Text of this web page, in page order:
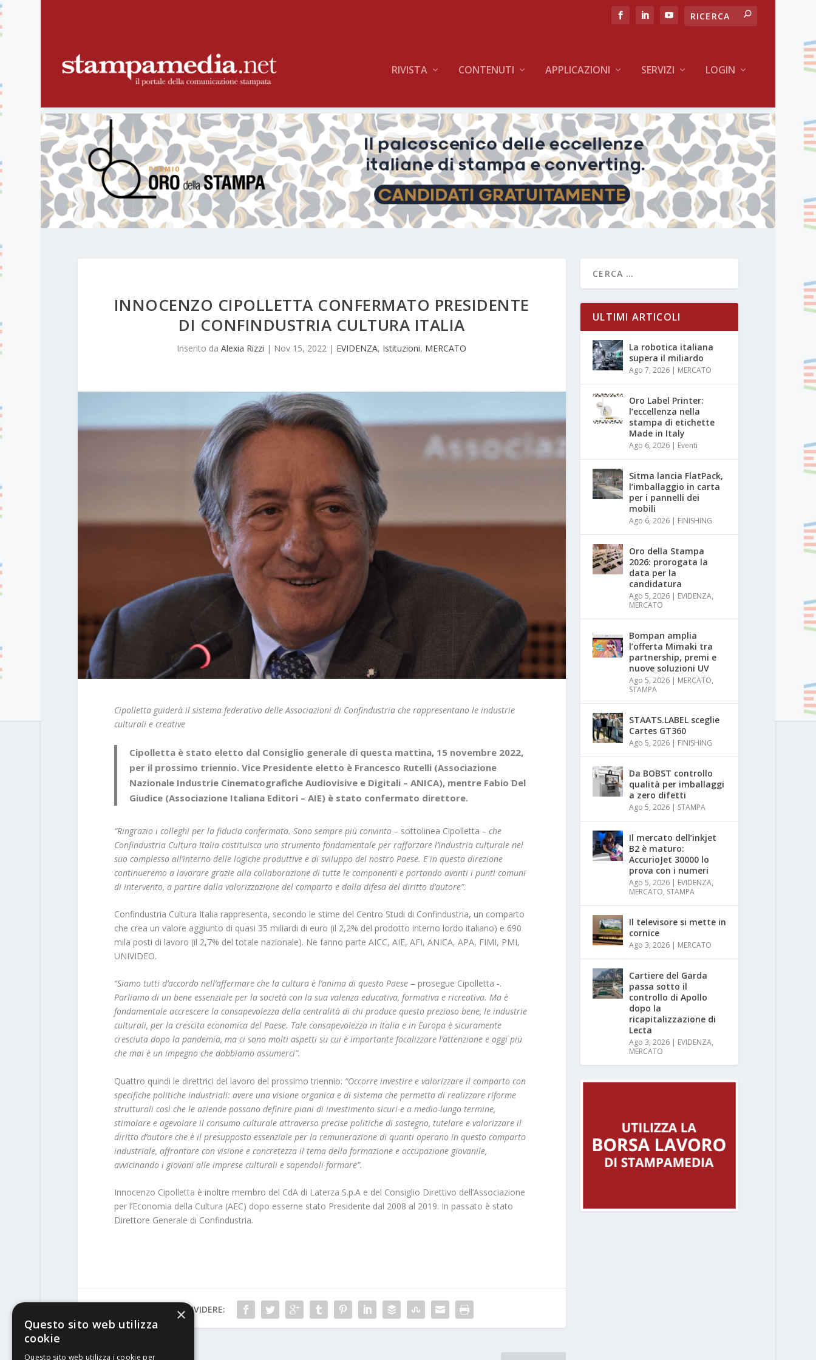
RIVISTA CONTENUTI APPLICAZIONI SERVIZI LOGIN
INNOCENZO CIPOLLETTA CONFERMATO PRESIDENTE
DI CONFINDUSTRIA CULTURA ITALIA
Inserito daAlexia Rizzi | Nov 15, 2022 | EVIDENZA, Istituzioni, MERCATO
Cipolletta guiderà il sistema federativo delle Associazioni di Confindustria che rappresentano le industrie
culturali e creative
Cipolletta è stato eletto dal Consiglio generale di questa mattina, 15 novembre 2022,
per il prossimo triennio. Vice Presidente eletto è Francesco Rutelli (Associazione
Nazionale Industrie Cinematografiche Audiovisive e Digitali – ANICA), mentre Fabio Del
Giudice (Associazione Italiana Editori – AIE) è stato confermato direttore.
“Ringrazio i colleghi per la fiducia confermata. Sono sempre più convinto – sottolinea Cipolletta – che
Confindustria Cultura Italia costituisca uno strumento fondamentale per rafforzare l’industria culturale nel
suo complesso all’interno delle logiche produttive e di sviluppo del nostro Paese. E in questa direzione
continueremo a lavorare grazie alla collaborazione di tutte le componenti e portando avanti i punti comuni
di intervento, a partire dalla valorizzazione del comparto e dalla difesa del diritto d’autore”.
Confindustria Cultura Italia rappresenta, secondo le stime del Centro Studi di Confindustria, un comparto
che crea un valore aggiunto di quasi 35 miliardi di euro (il 2,2% del prodotto interno lordo italiano) e 690
mila posti di lavoro (il 2,7% del totale nazionale). Ne fanno parte AICC, AIE, AFI, ANICA, APA, FIMI, PMI,
UNIVIDEO.
“Siamo tutti d’accordo nell’affermare che la cultura è l’anima di questo Paese– prosegue Cipolletta -.
Parliamo di un bene essenziale per la società con la sua valenza educativa, formativa e ricreativa. Ma è
fondamentale accrescere la consapevolezza della centralità di chi produce questo prezioso bene, le industrie
culturali, per la crescita economica del Paese. Tale consapevolezza in Italia e in Europa è sicuramente
cresciuta dopo la pandemia, ma ci sono molti aspetti su cui è importante focalizzare l’attenzione e oggi più
che mai è un impegno che dobbiamo assumerci”.
Quattro quindi le direttrici del lavoro del prossimo triennio: “Occorre investire e valorizzare il comparto con
specifiche politiche industriali: avere una visione organica e di sistema che permetta di realizzare riforme
strutturali così che le aziende possano definire piani di investimento sicuri e a medio-lungo termine,
stimolare e agevolare il consumo culturale attraverso precise politiche di sostegno, tutelare e valorizzare il
diritto d’autore che è il presupposto essenziale per la remunerazione di quanti operano in questo comparto
industriale, affrontare con visione e concretezza il tema della formazione e occupazione giovanile,
avvicinando i giovani alle imprese culturali e sapendoli formare”.
Innocenzo Cipolletta è inoltre membro del CdA di Laterza S.p.A e del Consiglio Direttivo dell’Associazione
per l’Economia della Cultura (AEC) dopo esserne stato Presidente dal 2008 al 2019. In passato è stato
Direttore Generale di Confindustria.
CONDIVIDERE:
ULTIMI ARTICOLI
La robotica italiana
supera il miliardo
Ago 7, 2026 | MERCATO
Oro Label Printer:
l’eccellenza nella
stampa di etichette
Made in Italy
Ago 6, 2026 | Eventi
Sitma lancia FlatPack,
l’imballaggio in carta
per i pannelli dei
mobili
Ago 6, 2026 | FINISHING
Oro della Stampa
2026: prorogata la
data per la
candidatura
Ago 5, 2026 | EVIDENZA,
MERCATO
Bompan amplia
l’offerta Mimaki tra
partnership, premi e
nuove soluzioni UV
Ago 5, 2026 | MERCATO,
STAMPA
STAATS.LABEL sceglie
Cartes GT360
Ago 5, 2026 | FINISHING
Da BOBST controllo
qualità per imballaggi
a zero difetti
Ago 5, 2026 | STAMPA
Il mercato dell’inkjet
B2 è maturo:
AccurioJet 30000 lo
prova con i numeri
Ago 5, 2026 | EVIDENZA,
MERCATO, STAMPA
Il televisore si mette in
cornice
Ago 3, 2026 | MERCATO
Cartiere del Garda
passa sotto il
controllo di Apollo
dopo la
ricapitalizzazione di
Lecta
Ago 3, 2026 | EVIDENZA,
MERCATO
×
Questo sito web utilizza
cookie
Questo sito web utilizza i cookie per